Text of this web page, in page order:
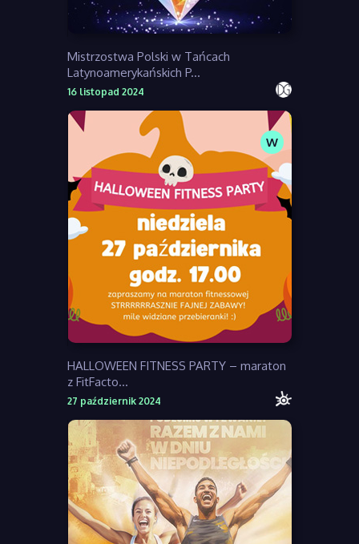
Mistrzostwa Polski w Tańcach
Latynoamerykańskich P...
16 listopad 2024
HALLOWEEN FITNESS PARTY – maraton
z FitFacto...
W
27 październik 2024